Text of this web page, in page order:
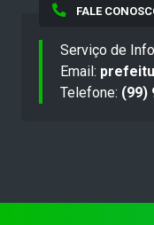
FALE
Serviço de
Email:
Telefone: (99)